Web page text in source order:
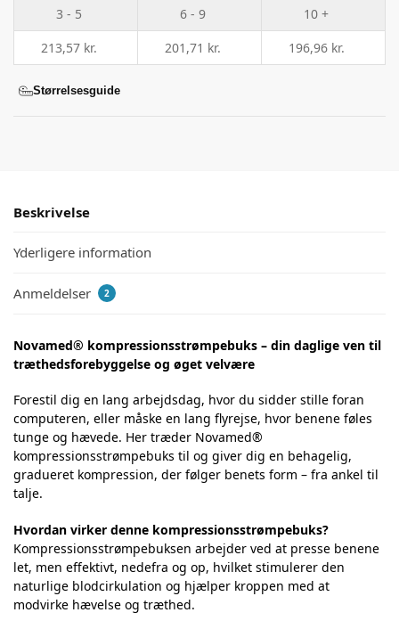
3 - 5 6 - 9
10 +
213,57 kr. 201,71 kr. 196,96 kr.
Størrelsesguide
Beskrivelse
Yderligere information
Anmeldelser 2
Novamed® kompressionsstrømpebuks – din daglige ven til
træthedsforebyggelse og øget velvære
Forestil dig en lang arbejdsdag, hvor du sidder stille foran
computeren, eller måske en lang flyrejse, hvor benene føles
tunge og hævede. Her træder Novamed®
kompressionsstrømpebuks til og giver dig en behagelig,
gradueret kompression, der følger benets form – fra ankel til
talje.
Hvordan virker denne kompressionsstrømpebuks?
Kompressionsstrømpebuksen arbejder ved at presse benene
let, men effektivt, nedefra og op, hvilket stimulerer den
naturlige blodcirkulation og hjælper kroppen med at
modvirke hævelse og træthed.